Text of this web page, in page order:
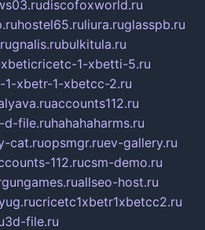
discofoxworld.ru
hostel65.ruliura.ruglasspb.ru
gnalis.rubulkitula.ru
xbeticricetc-1-xbetti-5.ru
1-xbetr-1-xbetcc-2.ru
accounts112.ru
d-file.ruhahahaharms.ru
cat.ruopsmgr.ruev-gallery.ru
112.rucsm-demo.ru
allseo-host.ru
cricetc1xbetr1xbetcc2.ru
3d-file.ru